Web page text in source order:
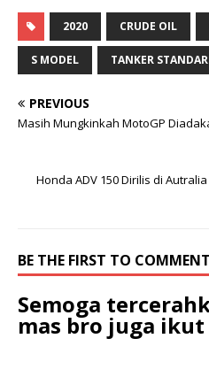
2020 CRUDE OIL
S MODEL TANKER
PREVIOUS
Masih Mungkinkah MotoGP
Honda ADV 150 Dirilis di
BE THE FIRST TO COMMENT
Semoga
mas bro juga